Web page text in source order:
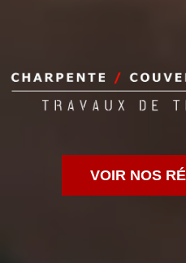
VOIR NOS